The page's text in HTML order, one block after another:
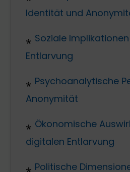
Identität und
Soziale
Entlarvung
Psychoanalytische
Anonymität
Ökonomische
digitalen Entlarvung
Politische